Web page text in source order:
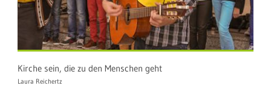
Kirche sein, die zu den Menschen geht
Laura Reichertz